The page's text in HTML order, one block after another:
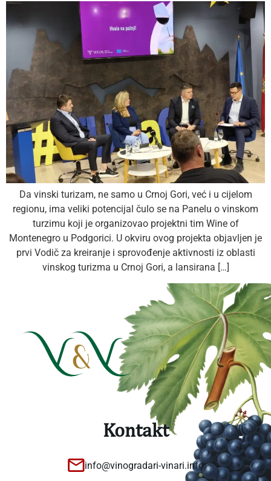
Da vinski turizam, ne samo u Crnoj Gori, već i u cijelom
regionu, ima veliki potencijal čulo se na Panelu o vinskom
turzimu koji je organizovao projektni tim Wine of
Montenegro u Podgorici. U okviru ovog projekta objavljen je
prvi Vodič za kreiranje i sprovođenje aktivnosti iz oblasti
vinskog turizma u Crnoj Gori, a lansirana […]
Kontakt
info@vinogradari-vinari.info